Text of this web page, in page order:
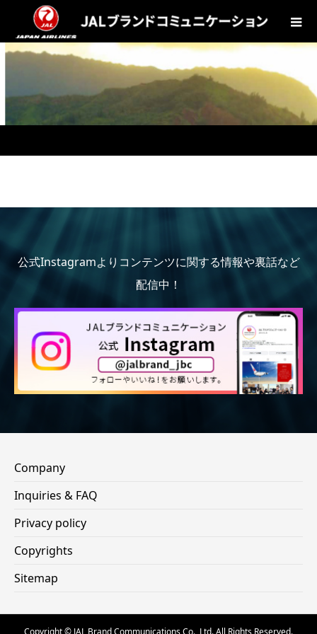
公式Instagramよりコンテンツに関する情報や裏話など
配信中！
Company
Inquiries & FAQ
Privacy policy
Copyrights
Sitemap